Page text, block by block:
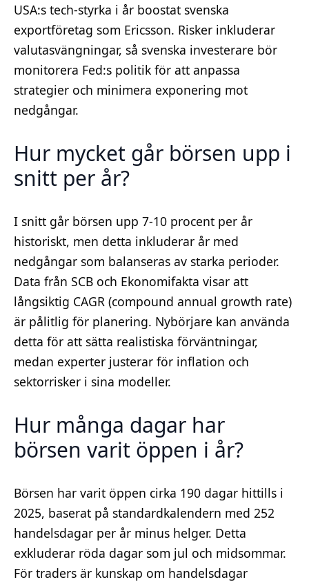
USA:s tech-styrka i år boostat svenska
exportföretag som Ericsson. Risker inkluderar
valutasvängningar, så svenska investerare bör
monitorera Fed:s politik för att anpassa
strategier och minimera exponering mot
nedgångar.
Hur mycket går börsen upp i
snitt per år?
I snitt går börsen upp 7-10 procent per år
historiskt, men detta inkluderar år med
nedgångar som balanseras av starka perioder.
Data från SCB och Ekonomifakta visar att
långsiktig CAGR (compound annual growth rate)
är pålitlig för planering. Nybörjare kan använda
detta för att sätta realistiska förväntningar,
medan experter justerar för inflation och
sektorrisker i sina modeller.
Hur många dagar har
börsen varit öppen i år?
Börsen har varit öppen cirka 190 dagar hittills i
2025, baserat på standardkalendern med 252
handelsdagar per år minus helger. Detta
exkluderar röda dagar som jul och midsommar.
För traders är kunskap om handelsdagar